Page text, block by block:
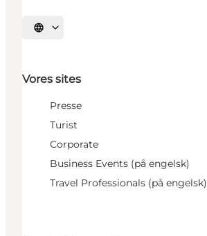
Vælg sprog
Vores sites
Presse
Turist
Corporate
Business Events (på engelsk)
Travel Professionals (på engelsk)